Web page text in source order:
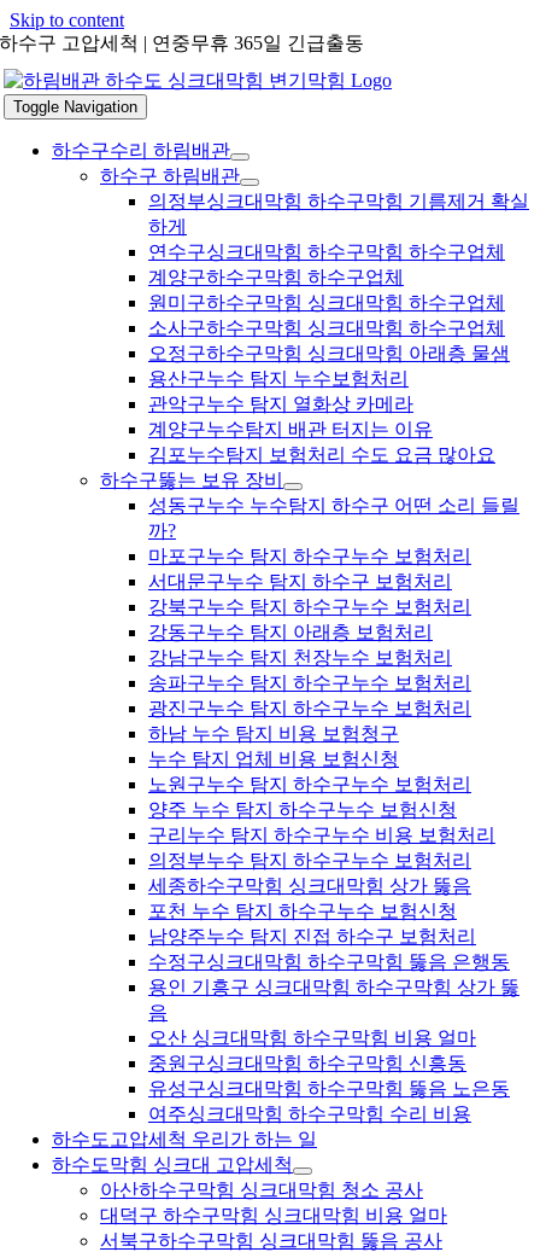
Skip to content
하수구 고압세척 | 연중무휴 365일 긴급출동
Toggle Navigation
하수구수리 하림배관
하수구 하림배관
의정부싱크대막힘 하수구막힘 기름제거 확실
하게
연수구싱크대막힘 하수구막힘 하수구업체
계양구하수구막힘 하수구업체
원미구하수구막힘 싱크대막힘 하수구업체
소사구하수구막힘 싱크대막힘 하수구업체
오정구하수구막힘 싱크대막힘 아래층 물샘
용산구누수 탐지 누수보험처리
관악구누수 탐지 열화상 카메라
계양구누수탐지 배관 터지는 이유
김포누수탐지 보험처리 수도 요금 많아요
하수구뚫는 보유 장비
성동구누수 누수탐지 하수구 어떤 소리 들릴
까?
마포구누수 탐지 하수구누수 보험처리
서대문구누수 탐지 하수구 보험처리
강북구누수 탐지 하수구누수 보험처리
강동구누수 탐지 아래층 보험처리
강남구누수 탐지 천장누수 보험처리
송파구누수 탐지 하수구누수 보험처리
광진구누수 탐지 하수구누수 보험처리
하남 누수 탐지 비용 보험청구
누수 탐지 업체 비용 보험신청
노원구누수 탐지 하수구누수 보험처리
양주 누수 탐지 하수구누수 보험신청
구리누수 탐지 하수구누수 비용 보험처리
의정부누수 탐지 하수구누수 보험처리
세종하수구막힘 싱크대막힘 상가 뚫음
포천 누수 탐지 하수구누수 보험신청
남양주누수 탐지 진접 하수구 보험처리
수정구싱크대막힘 하수구막힘 뚫음 은행동
용인 기흥구 싱크대막힘 하수구막힘 상가 뚫
음
오산 싱크대막힘 하수구막힘 비용 얼마
중원구싱크대막힘 하수구막힘 신흥동
유성구싱크대막힘 하수구막힘 뚫음 노은동
여주싱크대막힘 하수구막힘 수리 비용
하수도고압세척 우리가 하는 일
하수도막힘 싱크대 고압세척
아산하수구막힘 싱크대막힘 청소 공사
대덕구 하수구막힘 싱크대막힘 비용 얼마
서북구하수구막힘 싱크대막힘 뚫음 공사